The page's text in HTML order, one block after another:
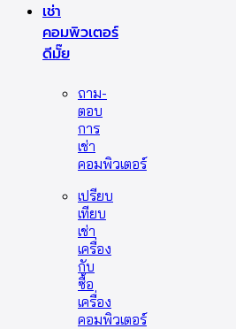
เช่า
คอมพิวเตอร์
ดีมั๊ย
ถาม-
ตอบ
การ
เช่า
คอมพิวเตอร์
เปรียบ
เทียบ
เช่า
เครื่อง
กับ
ซื้อ
เครื่อง
คอมพิวเตอร์